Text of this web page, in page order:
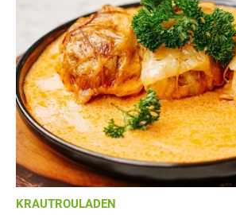
KRAUTROULADEN